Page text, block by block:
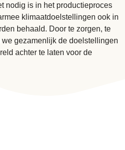
nodig is in het productieproces
klimaatdoelstellingen ook in
behaald. Door te zorgen, te
gezamenlijk de doelstellingen
achter te laten voor de